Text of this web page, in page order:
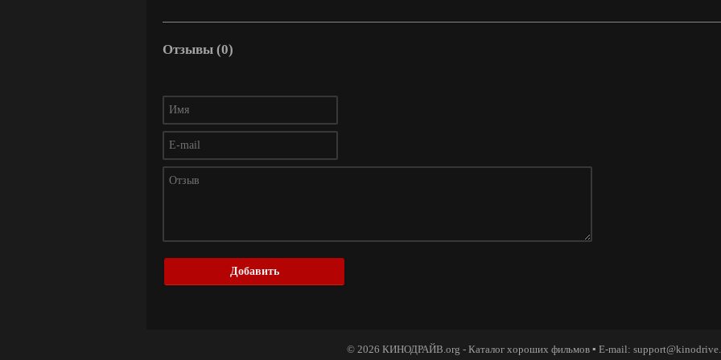
Отзывы (0)
Добавить
© 2026 КИНОДРАЙВ.org - Каталог хороших фильмов ▪ E-mail: